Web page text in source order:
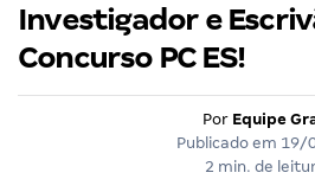
Investigador e
Concurso PC ES!
Por Equipe
Publicado em 19/
2 min. de